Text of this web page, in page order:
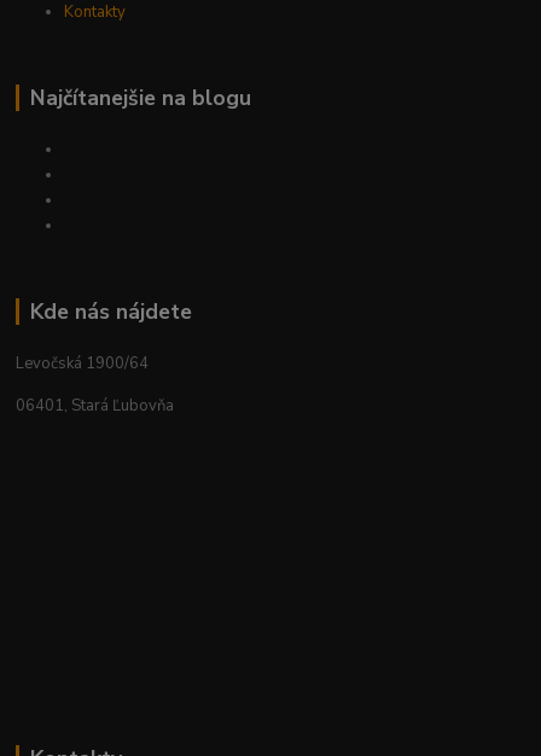
Kontakty
Najčítanejšie na blogu
Kde nás nájdete
Levočská 1900/64
06401, Stará Ľubovňa